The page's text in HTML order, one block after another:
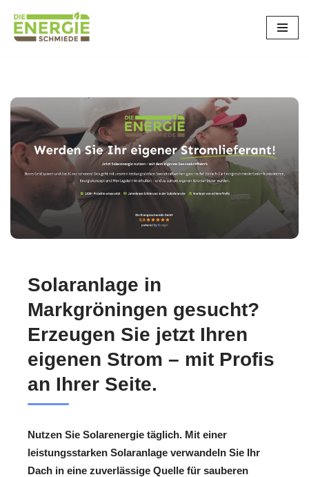
Zum
Solaranlage in
Markgröningen gesucht?
Erzeugen Sie jetzt Ihren
eigenen Strom – mit Profis
an Ihrer Seite.
Nutzen Sie Solarenergie täglich. Mit einer
leistungsstarken Solaranlage verwandeln Sie Ihr
Dach in eine zuverlässige Quelle für sauberen